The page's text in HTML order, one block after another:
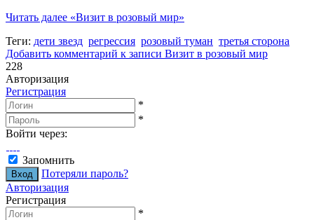
Читать далее «Визит в розовый мир»
Теги: дети звезд регрессия розовый туман третья сторона
Добавить комментарий к записи Визит в розовый мир
228
Авторизация
Регистрация
*
*
Войти через:
Запомнить
Потеряли пароль?
Авторизация
Регистрация
*